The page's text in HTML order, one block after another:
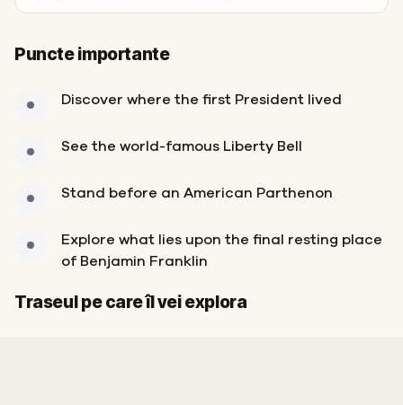
Puncte importante
Discover where the first President lived
See the world-famous Liberty Bell
Stand before an American Parthenon
Explore what lies upon the final resting place
of Benjamin Franklin
Traseul pe care îl vei explora
Start
Sosire